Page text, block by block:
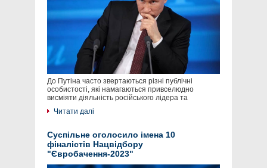
До Путіна часто звертаються різні публічні
особистості, які намагаються привселюдно
висміяти діяльність російського лідера та
Читати далі
Суспільне оголосило імена 10
фіналістів Нацвідбору
"Євробачення-2023"